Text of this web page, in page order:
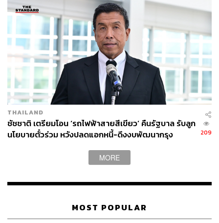
THAILAND
ชัชชาติ เตรียมโอน ‘รถไฟฟ้าสายสีเขียว’ คืนรัฐบาล รับลูก
นโยบายตั๋วร่วม หวังปลดแอกหนี้-ดึงงบพัฒนากรุง
209
MORE
MOST POPULAR